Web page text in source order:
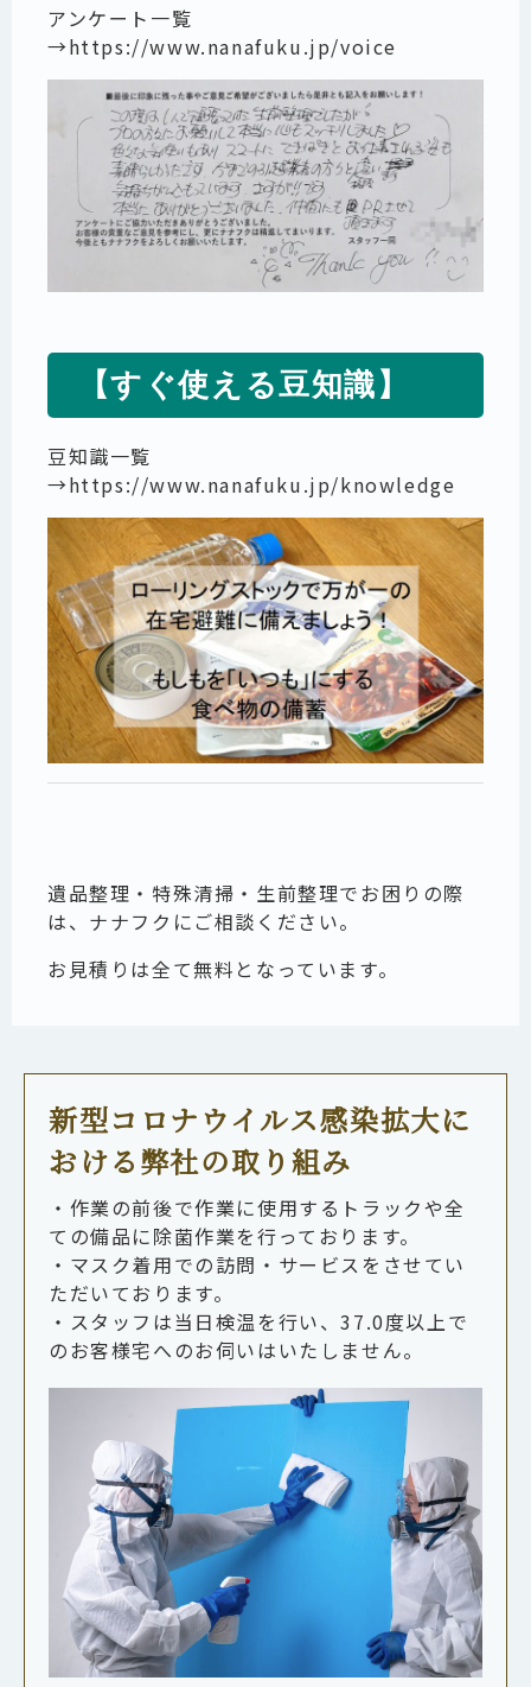
アンケート一覧
→https://www.nanafuku.jp/voice
【すぐ使える豆知識】
豆知識一覧
→https://www.nanafuku.jp/knowledge
遺品整理・特殊清掃・生前整理でお困りの際
は、ナナフクにご相談ください。
お見積りは全て無料となっています。
新型コロナウイルス感染拡大に
おける弊社の取り組み
・作業の前後で作業に使用するトラックや全
ての備品に除菌作業を行っております。
・マスク着用での訪問・サービスをさせてい
ただいております。
・スタッフは当日検温を行い、37.0度以上で
のお客様宅へのお伺いはいたしません。